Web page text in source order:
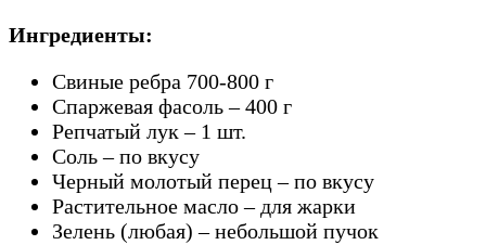
Ингредиенты:
Свиные ребра 700-800 г
Спаржевая фасоль – 400 г
Репчатый лук – 1 шт.
Соль – по вкусу
Черный молотый перец – по вкусу
Растительное масло – для жарки
Зелень (любая) – небольшой пучок